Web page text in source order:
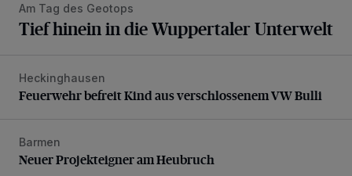
Am Tag des Geotops
Tief hinein in die Wuppertaler Unterwelt
Feuerwehr befreit Kind aus verschlossenem VW Bulli
Heckinghausen
Feuerwehr befreit Kind aus verschlossenem VW Bulli
Neuer Projekteigner am Heubruch
Barmen
Neuer Projekteigner am Heubruch